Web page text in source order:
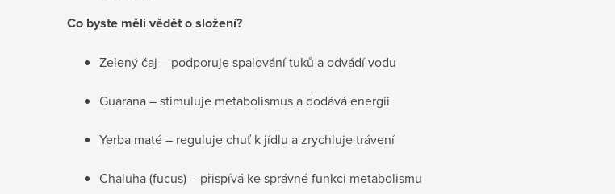
Co byste měli vědět o složení?
Zelený čaj – podporuje spalování tuků a odvádí vodu
Guarana – stimuluje metabolismus a dodává energii
Yerba maté – reguluje chuť k jídlu a zrychluje trávení
Chaluha (fucus) – přispívá ke správné funkci metabolismu